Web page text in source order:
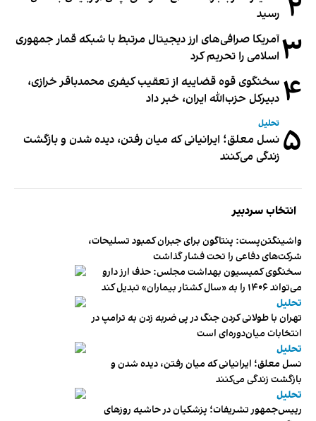
۲ رسید
۳آمریکا صرافی‌های ارز دیجیتال مرتبط با شبکه قمار جمهوری
اسلامی را تحریم کرد
۴ سخنگوی قوه قضاییه از تعقیب کیفری محمدباقر خرازی،
دبیر‌کل حزب‌الله ایران، خبر داد
۵ تحلیل
نسل معلق؛ ایرانیانی که میان رفتن، دیده شدن و بازگشت
زندگی می‌کنند
انتخاب سردبیر
واشینگتن‌پست: پنتاگون برای جبران کمبود تسلیحات،
شرکت‌های دفاعی را تحت فشار گذاشت
سخنگوی کمیسیون بهداشت مجلس: حذف ارز دارو
می‌تواند ۱۴۰۶ را به «سال کشتار بیماران» تبدیل کند
تحلیل
تهران با طولانی کردن جنگ در پی ضربه زدن به ترامپ در
انتخابات میان‌دوره‌ای است
تحلیل
نسل معلق؛ ایرانیانی که میان رفتن، دیده شدن و
بازگشت زندگی می‌کنند
تحلیل
رییس‌جمهور تشریفات؛ پزشکیان در حاشیه روزهای